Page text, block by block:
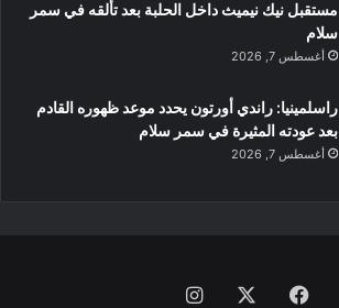
مستقبل نيك نيميث داخل الحلبة بعد تألقه في سمر
سلام
أغسطس 7, 2026
راسلمينيا: راندي أورتون يحدد موعد ظهوره القادم
بعد عودته المثيرة في سمر سلام
أغسطس 7, 2026
فيسبوك